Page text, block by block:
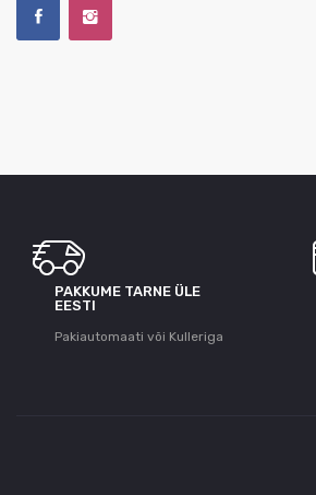
PAKKUME TARNE ÜLE
ЕESTI
Pakiautomaati või Kulleriga